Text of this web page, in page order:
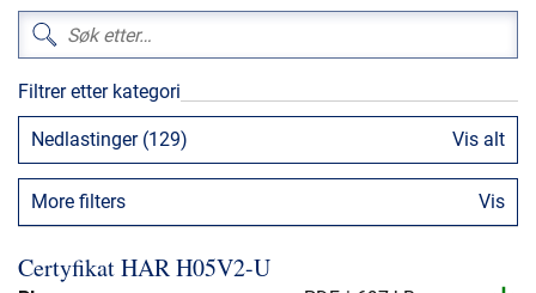
Lavspenning
Høyspenningskabeltilbehør
Mellomspenningskabeltilbehør
Referanser
Nedlastinger
Presse og arrangementer
Filtrer etter kategori
Nedlastinger (129) Vis alt
More filters Vis
Certyfikat HAR H05V2-​U